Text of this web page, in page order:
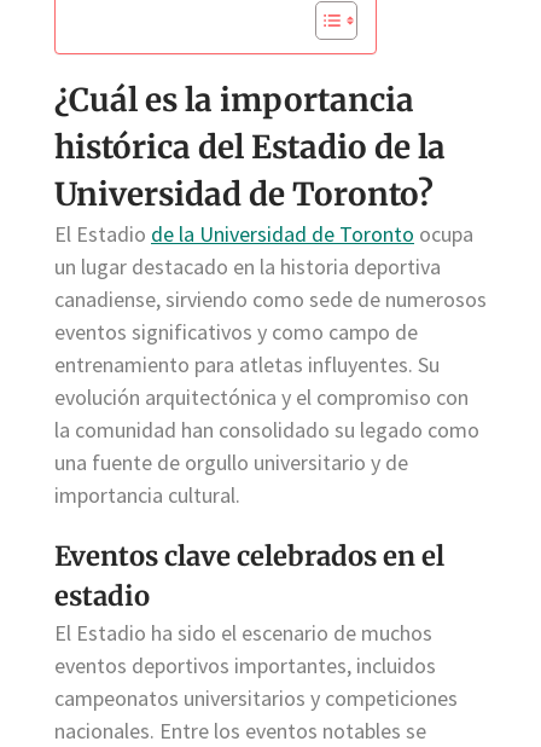
¿Cuál es la importancia
histórica del Estadio de la
Universidad de Toronto?
El Estadio de la Universidad de Toronto ocupa
un lugar destacado en la historia deportiva
canadiense, sirviendo como sede de numerosos
eventos significativos y como campo de
entrenamiento para atletas influyentes. Su
evolución arquitectónica y el compromiso con
la comunidad han consolidado su legado como
una fuente de orgullo universitario y de
importancia cultural.
Eventos clave celebrados en el
estadio
El Estadio ha sido el escenario de muchos
eventos deportivos importantes, incluidos
campeonatos universitarios y competiciones
nacionales. Entre los eventos notables se